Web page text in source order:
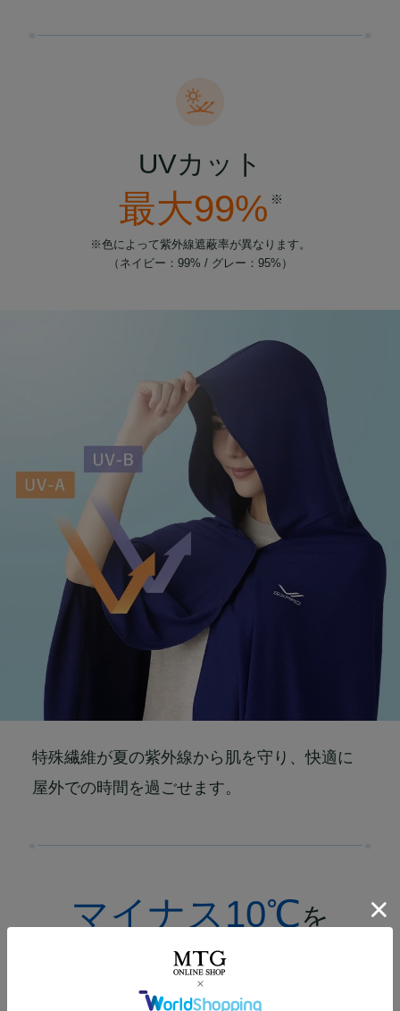
UVカット
最大99% ※
※色によって紫外線遮蔽率が異なります。
（ネイビー：99% / グレー：95%）
特殊繊維が夏の紫外線から肌を守り、快適に
屋外での時間を過ごせます。
マイナス10℃を
支える4つの機能